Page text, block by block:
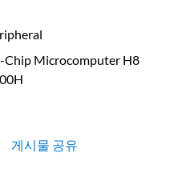
Chip Microcomputer H8
게시물 공유